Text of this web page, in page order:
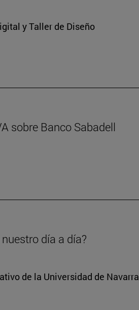
y Taller de Diseño
sobre Banco Sabadell
día a día?
de la Universidad de Navarra